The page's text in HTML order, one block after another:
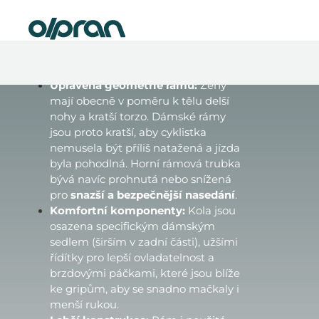
obsah
kola od pánských?
Dámské modely nejsou jen o estetice a krásných
Upravená geometrie rámu:Ženy
mají obecně v poměru k tělu delší
nohy a kratší torzo. Dámské rámy
jsou proto kratší, aby cyklistka
nemusela být příliš natažená a jízda
byla pohodlná. Horní rámová trubka
bývá navíc prohnutá nebo snížená
pro snazší a bezpečnější nasedání.
Komfortní komponenty: Kola jsou
osazena specifickým dámským
sedlem (širším v zadní části), užšími
řídítky pro lepší ovladatelnost a
brzdovými páčkami, které jsou blíže
ke gripům, aby se snadno mačkaly i
menší rukou.